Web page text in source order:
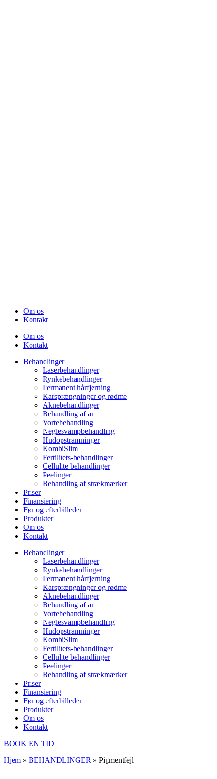
Om os
Kontakt
Om os
Kontakt
Behandlinger
Laserbehandlinger
Rynkebehandlinger
Permanent hårfjerning
Karsprængninger og rødme
Aknebehandlinger
Behandling af ar
Vortebehandling
Neglesvampbehandling
Hudopstramninger
KombiSlim
Fertilitets-behandlinger
Cellulite behandlinger
Peelinger
Behandling af strækmærker
Priser
Finansiering
Før og efterbilleder
Produkter
Om os
Kontakt
Behandlinger
Laserbehandlinger
Rynkebehandlinger
Permanent hårfjerning
Karsprængninger og rødme
Aknebehandlinger
Behandling af ar
Vortebehandling
Neglesvampbehandling
Hudopstramninger
KombiSlim
Fertilitets-behandlinger
Cellulite behandlinger
Peelinger
Behandling af strækmærker
Priser
Finansiering
Før og efterbilleder
Produkter
Om os
Kontakt
BOOK EN TID
Hjem » BEHANDLINGER » Pigmentfejl